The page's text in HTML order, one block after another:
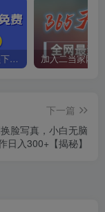
全网VIP课程 无损下载~
下一篇
脸写真，小白无脑
日入300+【揭秘】